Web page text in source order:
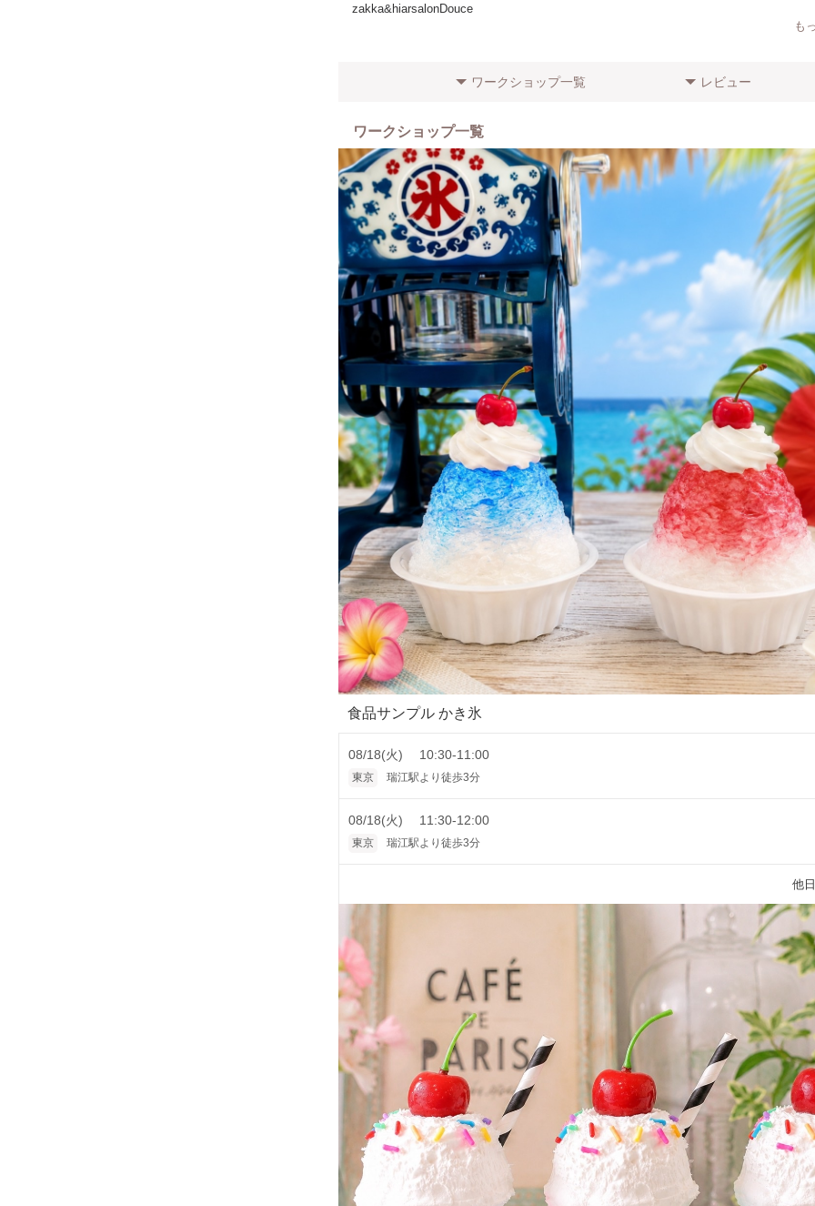
zakka&hiarsalonDouce
店頭での販売、色んなワークショップや
癒しの店内ワークスペースで
ハンドメイドを楽しんで頂けます☆*°
も
ワークショップ一覧 レビュー
ワークショップ一覧
食品サンプル かき氷
08/18(火) 10:30-11:00
東京 瑞江駅より徒歩3分
08/18(火) 11:30-12:00
東京 瑞江駅より徒歩3分
他